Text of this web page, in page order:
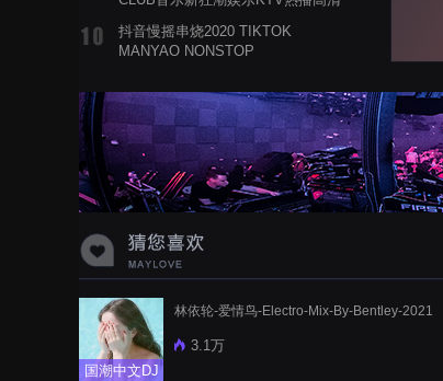
抖音慢摇串烧2020 TIKTOK
MANYAO NONSTOP
蝉爸爸妈妈爱存在夏天的风是想你的
声音啊
国潮中文DJ
林依轮-爱情鸟-Electro-Mix-By-Bentley-2021
3.1万